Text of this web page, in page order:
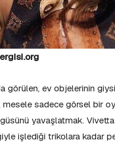
görülen, ev objelerinin
sadece görsel bir
yavaşlatmak.
işlediği trikolara kadar